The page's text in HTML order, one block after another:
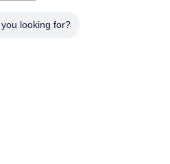
looking for?